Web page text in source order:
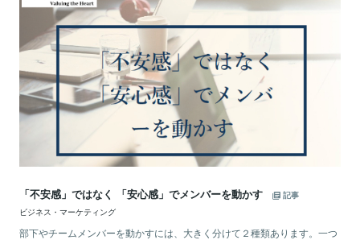
「不安感」ではなく 「安心感」でメンバーを動かす
記事
ビジネス・マーケティング
部下やチームメンバーを動かすには、大きく分けて２種類あります。一つ